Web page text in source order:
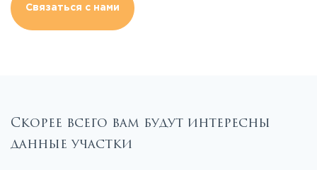
Связаться с нами
Скорее всего вам будут интересны
данные участки